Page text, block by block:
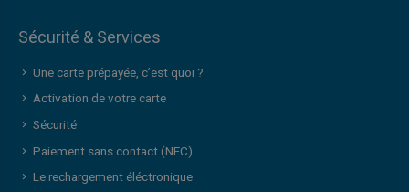
Sécurité & Services
Une carte prépayée, c’est quoi ?
Activation de votre carte
Sécurité
Paiement sans contact (NFC)
Le rechargement éléctronique